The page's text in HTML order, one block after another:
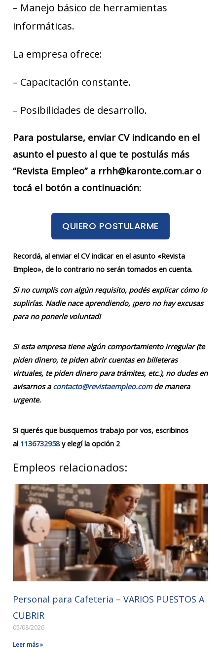
– Manejo básico de herramientas
informáticas.
La empresa ofrece:
– Capacitación constante.
– Posibilidades de desarrollo.
Para postularse, enviar CV indicando en el
asunto el puesto al que te postulás más
“Revista Empleo” a rrhh@karonte.com.ar o
tocá el botón a continuación:
QUIERO POSTULARME
Recordá, al enviar el CV indicar en el asunto «Revista
Empleo», de lo contrario no serán tomados en cuenta.
Si no cumplís con algún requisito, podés explicar cómo lo
suplirías. Nadie nace aprendiendo, ¡pero no hay excusas
para no ponerle voluntad!
Si esta empresa tiene algún comportamiento irregular (te
piden dinero, te piden abrir cuentas en billeteras
virtuales, te piden dinero para trámites, etc.), no dudes en
avisarnos a contacto@revistaempleo.comde manera
urgente.
Si querés que busquemos trabajo por vos, escribinos
al 1136732958y elegí la opción 2
Empleos relacionados:
Personal para Cafetería – VARIOS PUESTOS A
CUBRIR
05/08/2026
Leer más »